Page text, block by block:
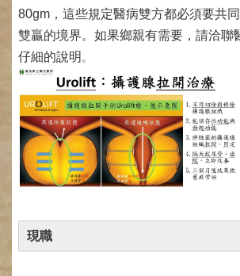
交
流
訓
練
心
健
康
檢
查
(Health
Management
80gm，這些規定醫病雙方都必須要共
雙贏的境界。如果鄉親有需要，請洽聯
仔細的說明 。
現職